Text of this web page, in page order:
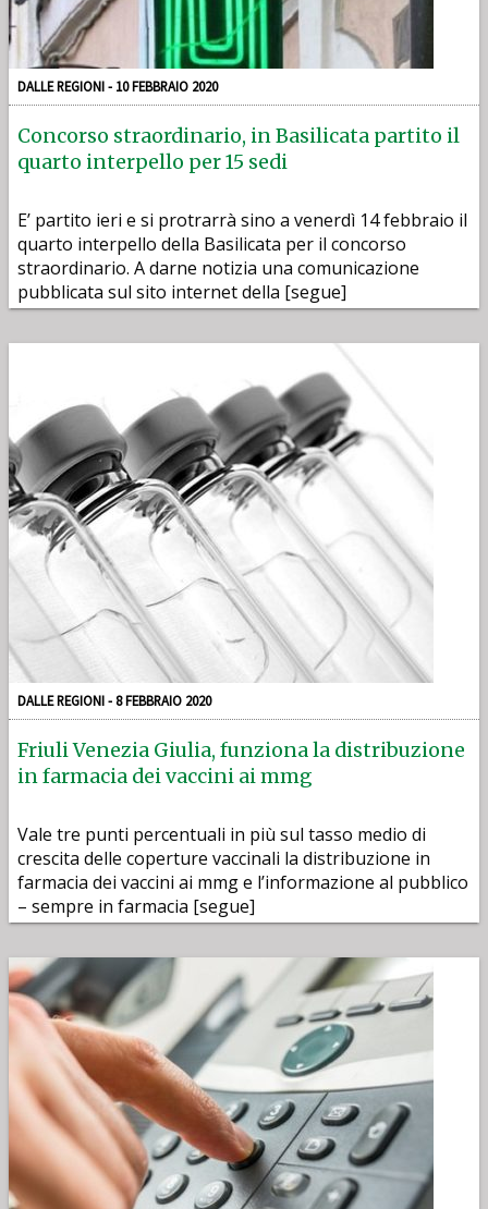
DALLE REGIONI - 10 FEBBRAIO 2020
Concorso straordinario, in Basilicata partito il
quarto interpello per 15 sedi
E’ partito ieri e si protrarrà sino a venerdì 14 febbraio il
quarto interpello della Basilicata per il concorso
straordinario. A darne notizia una comunicazione
pubblicata sul sito internet della [segue]
DALLE REGIONI - 8 FEBBRAIO 2020
Friuli Venezia Giulia, funziona la distribuzione
in farmacia dei vaccini ai mmg
Vale tre punti percentuali in più sul tasso medio di
crescita delle coperture vaccinali la distribuzione in
farmacia dei vaccini ai mmg e l’informazione al pubblico
– sempre in farmacia [segue]